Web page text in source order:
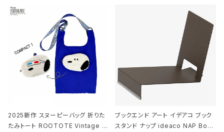
2025新作 スヌーピーバッグ 折りた
たみトート ROOTOTE Vintage P
ブックエンド アート イデアコ ブック
スタンド ナップ ideaco NAP Book